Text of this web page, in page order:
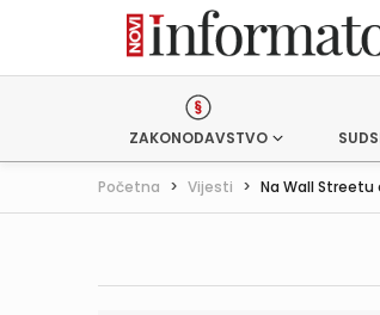
ZAKONODAVSTVO
Početna > Vijesti > Na Wall Streetu